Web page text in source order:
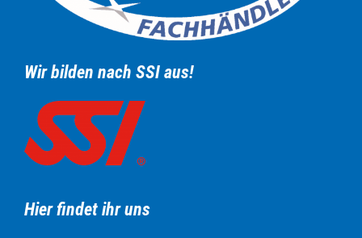
Wir bilden nach SSI aus!
Hier findet ihr uns